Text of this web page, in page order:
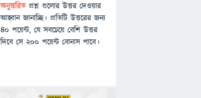
অনুত্তরিত প্রশ্ন গুলোর উত্তর দেওয়ার
আহ্বান জানাচ্ছি। প্রতিটি উত্তরের জন্য
৪০ পয়েন্ট, যে সবচেয়ে বেশি উত্তর
দিবে সে ২০০ পয়েন্ট বোনাস পাবে।